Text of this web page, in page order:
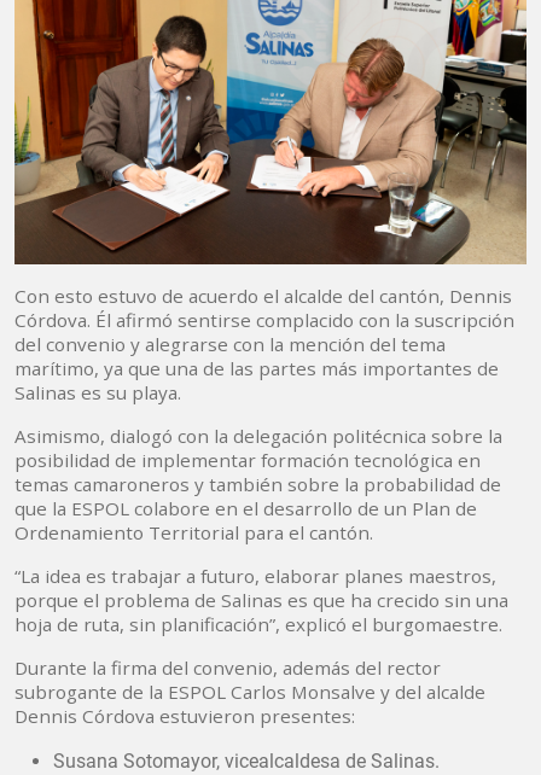
Con esto estuvo de acuerdo el alcalde del cantón, Dennis
Córdova. Él afirmó sentirse complacido con la suscripción
del convenio y alegrarse con la mención del tema
marítimo, ya que una de las partes más importantes de
Salinas es su playa.
Asimismo, dialogó con la delegación politécnica sobre la
posibilidad de implementar formación tecnológica en
temas camaroneros y también sobre la probabilidad de
que la ESPOL colabore en el desarrollo de un Plan de
Ordenamiento Territorial para el cantón.
“La idea es trabajar a futuro, elaborar planes maestros,
porque el problema de Salinas es que ha crecido sin una
hoja de ruta, sin planificación”, explicó el burgomaestre.
Durante la firma del convenio, además del rector
subrogante de la ESPOL Carlos Monsalve y del alcalde
Dennis Córdova estuvieron presentes:
Susana Sotomayor, vicealcaldesa de Salinas.